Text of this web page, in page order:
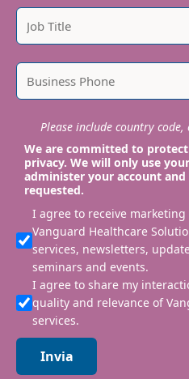
Please include country code,
We are committed to
privacy. We will only use
administer your account
requested.
I agree to receive
Vanguard Healthcare
services, newsletters,
seminars and events.
I agree to share my
quality and relevance of
services.
Invia